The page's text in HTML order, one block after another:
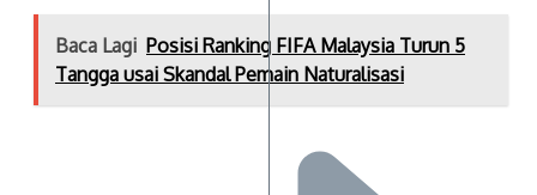
Baca Lagi Posisi Ranking FIFA Malaysia Turun 5
Tangga usai Skandal Pemain Naturalisasi